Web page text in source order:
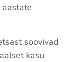
soovivad
kasu